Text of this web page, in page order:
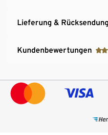
Lieferung & Rücksendung
Kundenbewertungen